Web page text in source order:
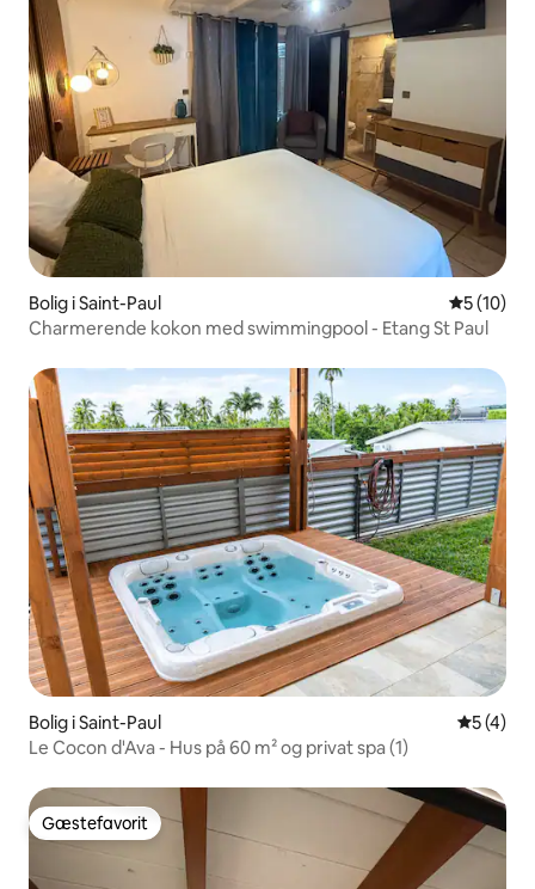
Bolig i Saint-Paul 5 ud af 5 i
5 (10)
Charmerende kokon med swimmingpool - Etang St Paul
Bolig i Saint-Paul 5 ud af 5
5 (4)
Le Cocon d'Ava - Hus på 60 m² og privat spa (1)
Gæstefavorit
Gæstefavorit